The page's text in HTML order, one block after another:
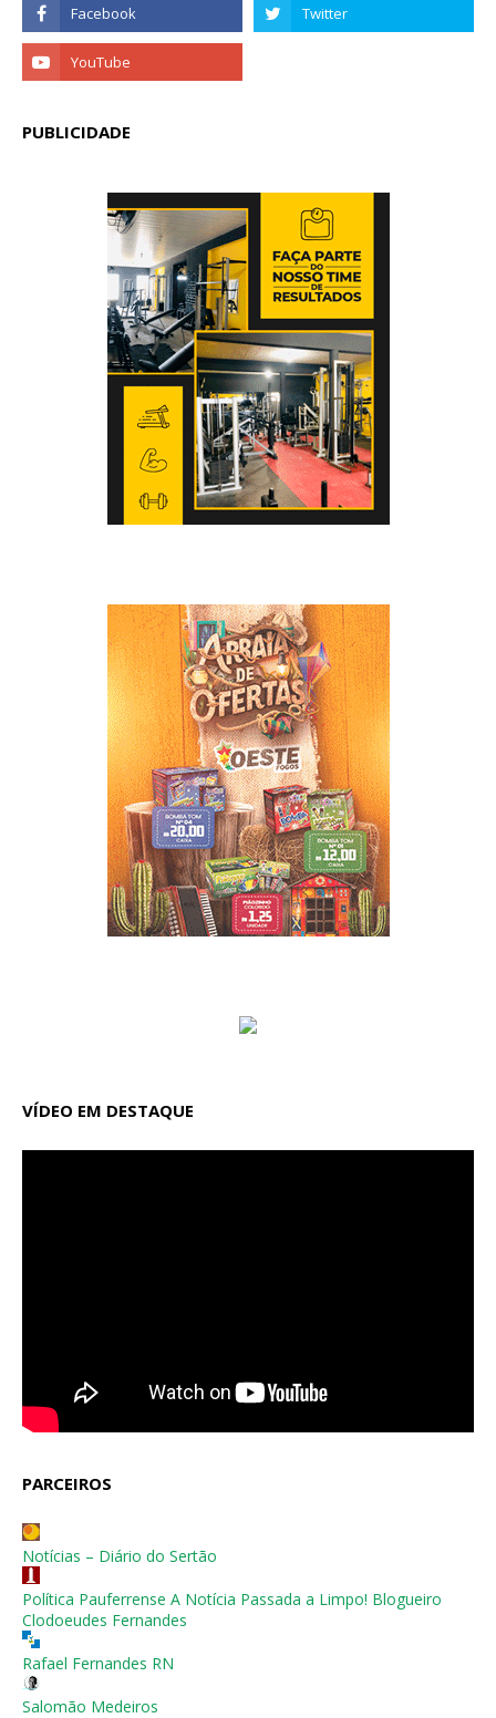
PUBLICIDADE
VÍDEO EM DESTAQUE
PARCEIROS
Notícias – Diário do Sertão
Política Pauferrense A Notícia Passada a Limpo! Blogueiro
Clodoeudes Fernandes
Rafael Fernandes RN
Salomão Medeiros